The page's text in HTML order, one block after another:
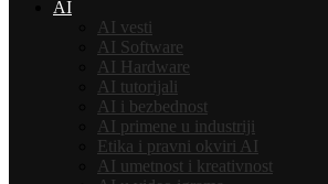
AI
AI vesti
AI Software
AI Hardware
AI tutorijali
AI i bezbednost
AI primene u industriji
Etika i pravni okviri AI
AI umetnost i kreativnost